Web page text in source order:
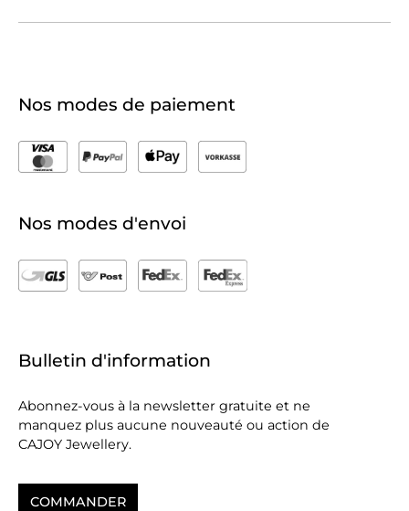
Nos modes de paiement
Nos modes d'envoi
Bulletin d'information
Abonnez-vous à la newsletter gratuite et ne
manquez plus aucune nouveauté ou action de
CAJOY Jewellery.
COMMANDER